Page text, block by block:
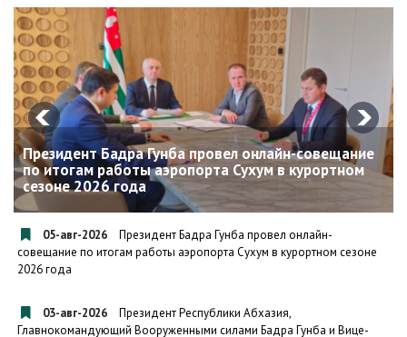
Президент Бадра Гунба провел онлайн-совещание
по итогам работы аэропорта Сухум в курортном
сезоне 2026 года
05-авг-2026
Президент Бадра Гунба провел онлайн-
совещание по итогам работы аэропорта Сухум в курортном сезоне
2026 года
03-авг-2026
Президент Республики Абхазия,
Главнокомандующий Вооруженными силами Бадра Гунба и Вице-